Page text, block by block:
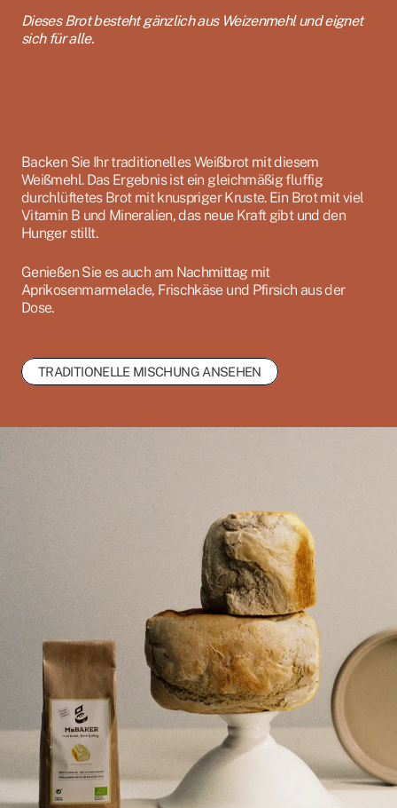
Dieses Brot besteht gänzlich aus Weizenmehl und eignet
sich für alle.
Backen Sie Ihr traditionelles Weißbrot mit diesem
Weißmehl. Das Ergebnis ist ein gleichmäßig fluffig
durchlüftetes Brot mit knuspriger Kruste. Ein Brot mit viel
Vitamin B und Mineralien, das neue Kraft gibt und den
Hunger stillt.
Genießen Sie es auch am Nachmittag mit
Aprikosenmarmelade, Frischkäse und Pfirsich aus der
Dose.
TRADITIONELLE MISCHUNG ANSEHEN